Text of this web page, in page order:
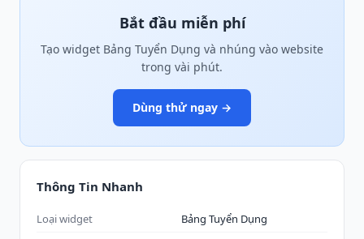
Bắt đầu miễn phí
Tạo widget Bảng Tuyển Dụng và nhúng vào website
trong vài phút.
Dùng thử ngay →
Thông Tin Nhanh
Loại widget
Bảng Tuyển Dụng